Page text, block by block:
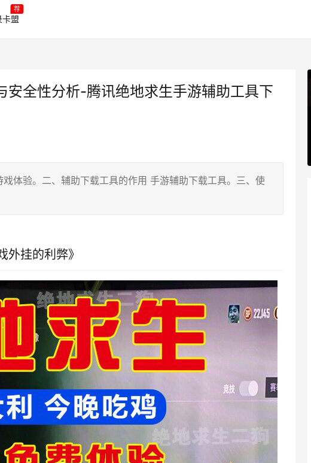
卡盟
荐
安全性分析-腾讯绝地求生手游辅助工具下
体验。二、辅助下载工具的作用 手游辅助下载工具。三、使
挂的利弊》